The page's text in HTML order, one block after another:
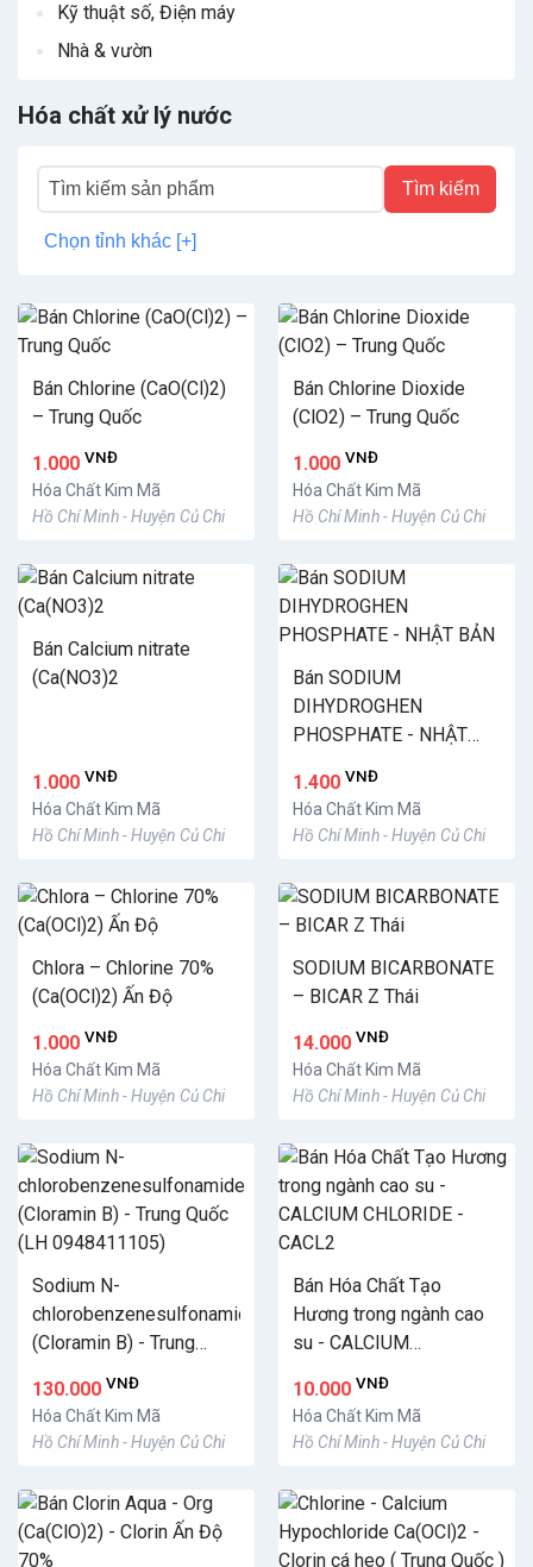
Hóa chất xử lý nước
Tìm kiếm
Chọn tỉnh khác [+]
Bán Chlorine (CaO(Cl)2)
– Trung Quốc
1.000 VNĐ
Hóa Chất Kim Mã
Hồ Chí Minh - Huyện Củ Chi
Bán Chlorine Dioxide
(ClO2) – Trung Quốc
1.000 VNĐ
Hóa Chất Kim Mã
Hồ Chí Minh - Huyện Củ Chi
Bán Calcium nitrate
(Ca(NO3)2
1.000 VNĐ
Hóa Chất Kim Mã
Hồ Chí Minh - Huyện Củ Chi
Bán SODIUM
DIHYDROGHEN
PHOSPHATE - NHẬT
1.400 VNĐ
Hóa Chất Kim Mã
Hồ Chí Minh - Huyện Củ Chi
Chlora – Chlorine 70%
(Ca(OCl)2) Ấn Độ
1.000 VNĐ
Hóa Chất Kim Mã
Hồ Chí Minh - Huyện Củ Chi
SODIUM BICARBONATE
– BICAR Z Thái
14.000 VNĐ
Hóa Chất Kim Mã
Hồ Chí Minh - Huyện Củ Chi
Sodium N-
chlorobenzenesulfonamide
(Cloramin B) - Trung
Quốc (LH 0948411105)
130.000 VNĐ
Hóa Chất Kim Mã
Hồ Chí Minh - Huyện Củ Chi
Bán Hóa Chất Tạo
Hương trong ngành cao
su - CALCIUM
CHLORIDE - CACL2
10.000 VNĐ
Hóa Chất Kim Mã
Hồ Chí Minh - Huyện Củ Chi
Kỹ thuật số, Điện máy
Nhà & vườn